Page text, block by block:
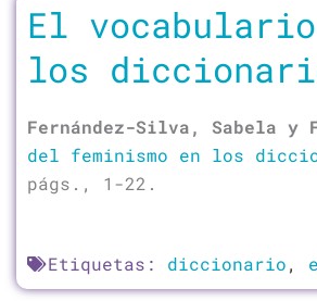
El
los
Fernández-Silva, Sabela
del feminismo en los
págs., 1-22.
Etiquetas: diccionario,